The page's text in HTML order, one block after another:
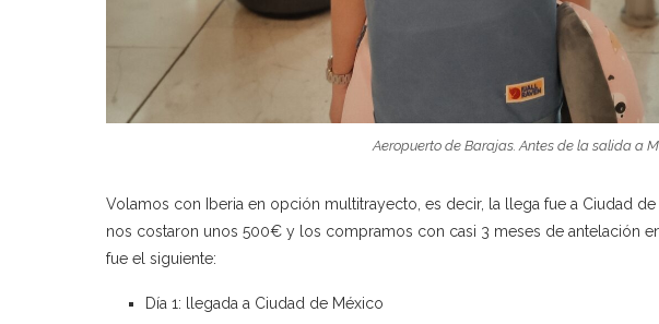
Aeropuerto de Barajas. Antes de la salida a
Volamos con Iberia en opción multitrayecto, es decir, la llega fue a Ciudad
nos costaron unos 500€ y los compramos con casi 3 meses de antelación
fue el siguiente:
Día 1: llegada a Ciudad de México